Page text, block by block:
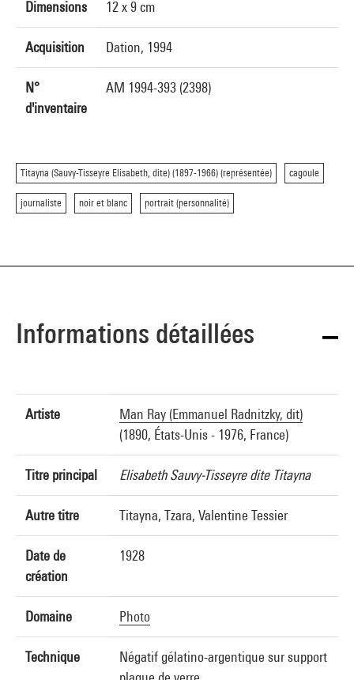
Dimensions 12 x 9 cm
Acquisition Dation, 1994
N°
d'inventaire
AM 1994-393 (2398)
Titayna (Sauvy-Tisseyre Elisabeth, dite) (1897-1966) (représentée) cagoule
journaliste noir et blanc portrait (personnalité)
Informations détaillées
Artiste
Man Ray (Emmanuel Radnitzky, dit)
(1890, États-Unis - 1976, France)
Titre principal Elisabeth Sauvy-Tisseyre dite Titayna
Autre titre Titayna, Tzara, Valentine Tessier
Date de
création
1928
Domaine Photo
Technique
Négatif gélatino-argentique sur support